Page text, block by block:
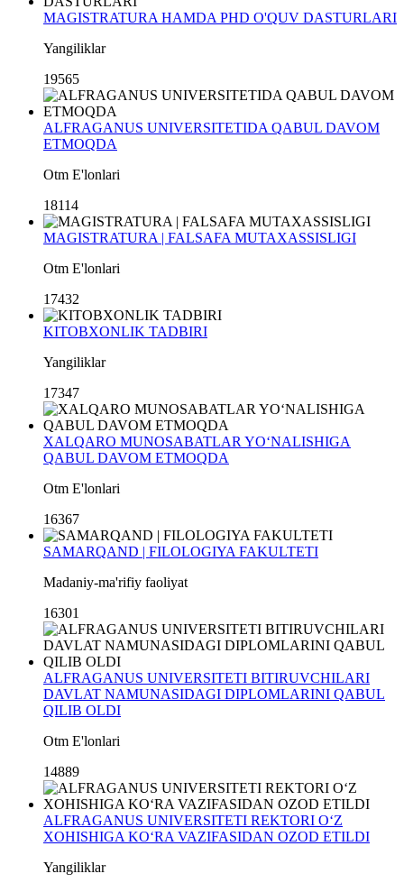
MAGISTRATURA HAMDA PHD O'QUV DASTURLARI
Yangiliklar
19565
ALFRAGANUS UNIVERSITETIDA QABUL DAVOM
ETMOQDA
Otm E'lonlari
18114
MAGISTRATURA | FALSAFA MUTAXASSISLIGI
Otm E'lonlari
17432
KITOBXONLIK TADBIRI
Yangiliklar
17347
XALQARO MUNOSABATLAR YO‘NALISHIGA
QABUL DAVOM ETMOQDA
Otm E'lonlari
16367
SAMARQAND | FILOLOGIYA FAKULTETI
Madaniy-ma'rifiy faoliyat
16301
ALFRAGANUS UNIVERSITETI BITIRUVCHILARI
DAVLAT NAMUNASIDAGI DIPLOMLARINI QABUL
QILIB OLDI
Otm E'lonlari
14889
ALFRAGANUS UNIVERSITETI REKTORI O‘Z
XOHISHIGA KO‘RA VAZIFASIDAN OZOD ETILDI
Yangiliklar